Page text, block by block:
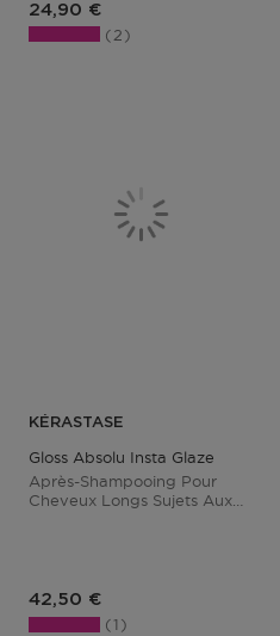
Prix du produit
24,90 €
2
KÉRASTASE
Gloss Absolu Insta Glaze
Après-Shampooing Pour
Cheveux Longs Sujets Aux
Prix du produit
42,50 €
1